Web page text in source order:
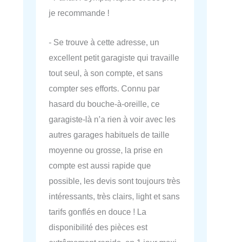
je recommande !
- Se trouve à cette adresse, un
excellent petit garagiste qui travaille
tout seul, à son compte, et sans
compter ses efforts. Connu par
hasard du bouche-à-oreille, ce
garagiste-là n’a rien à voir avec les
autres garages habituels de taille
moyenne ou grosse, la prise en
compte est aussi rapide que
possible, les devis sont toujours très
intéressants, très clairs, light et sans
tarifs gonflés en douce ! La
disponibilité des pièces est